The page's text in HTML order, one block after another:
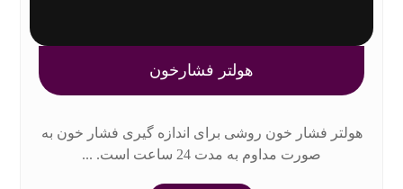
هولتر فشارخون
هولتر فشار خون روشی برای اندازه گیری فشار خون به
صورت مداوم به مدت 24 ساعت است. ...